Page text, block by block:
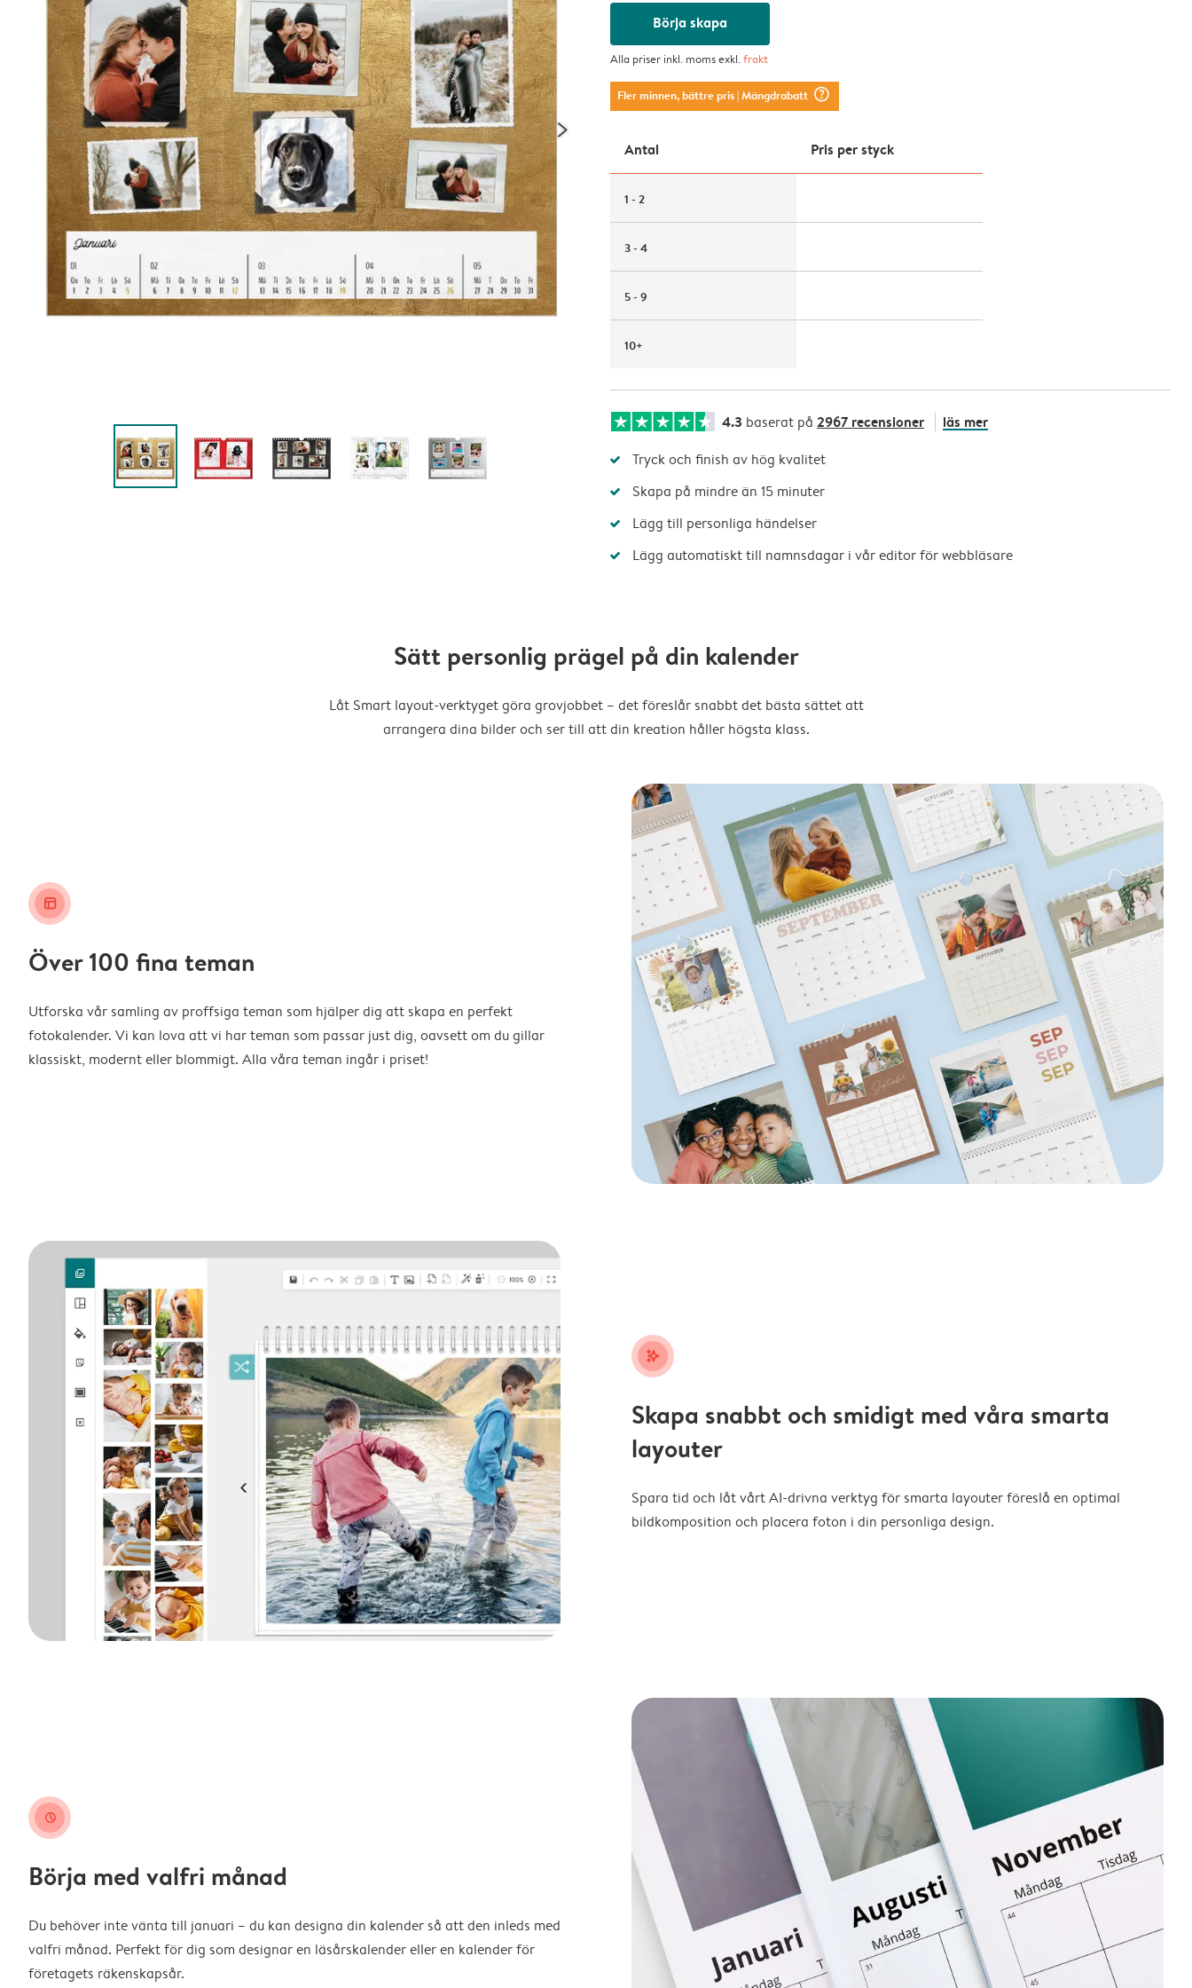
Börja skapa
Alla priser inkl. moms exkl.frakt
Fler minnen, bättre pris| Mängdrabatt question_mark_circle
Antal Pris per styck
1 - 2
3 - 4
5 - 9
10+
4.3 baserat på 2967 recensioner läs mer
Tryck och finish av hög kvalitet
Skapa på mindre än 15 minuter
Lägg till personliga händelser
Lägg automatiskt till namnsdagar i vår editor för webbläsare
Sätt personlig prägel på din kalender
Låt Smart layout-verktyget göra grovjobbet – det föreslår snabbt det bästa sättet att
arrangera dina bilder och ser till att din kreation håller högsta klass.
layout_alt
Över 100 fina teman
Utforska vår samling av proffsiga teman som hjälper dig att skapa en perfekt
fotokalender. Vi kan lova att vi har teman som passar just dig, oavsett om du gillar
klassiskt, modernt eller blommigt. Alla våra teman ingår i priset!
stars_plus
Skapa snabbt och smidigt med våra smarta
layouter
Spara tid och låt vårt AI-drivna verktyg för smarta layouter föreslå en optimal
bildkomposition och placera foton i din personliga design.
clock
Börja med valfri månad
Du behöver inte vänta till januari – du kan designa din kalender så att den inleds med
valfri månad. Perfekt för dig som designar en läsårskalender eller en kalender för
företagets räkenskapsår.